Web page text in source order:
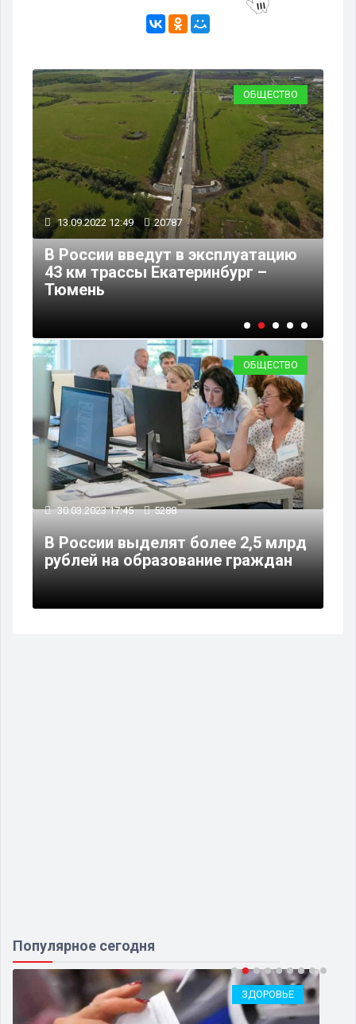
ОБЩЕСТВО
13.09.2022 12:49 20787
В России введут в эксплуатацию
43 км трассы Екатеринбург –
Тюмень
ОБЩЕСТВО
30.03.2023 17:45 5288
В России выделят более 2,5 млрд
рублей на образование граждан
Популярное сегодня
ЗДОРОВЬЕ